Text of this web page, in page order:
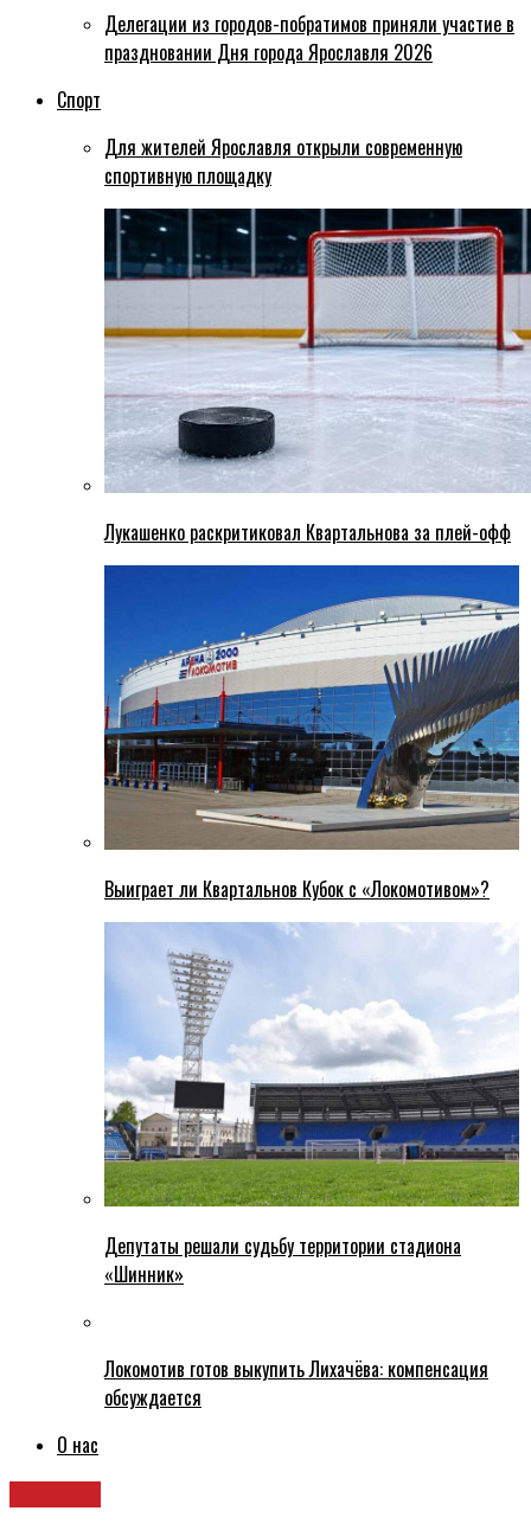
Делегации из городов-побратимов приняли участие в
праздновании Дня города Ярославля 2026
Спорт
Для жителей Ярославля открыли современную
спортивную площадку
Лукашенко раскритиковал Квартальнова за плей-офф
Выиграет ли Квартальнов Кубок с «Локомотивом»?
Депутаты решали судьбу территории стадиона
«Шинник»
Локомотив готов выкупить Лихачёва: компенсация
обсуждается
О нас